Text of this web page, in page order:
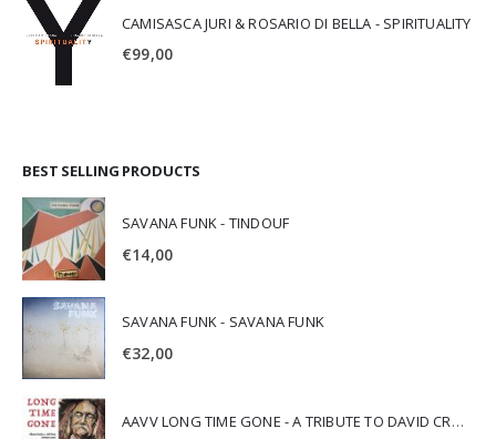
CAMISASCA JURI & ROSARIO DI BELLA - SPIRITUALITY
€99,00
BEST SELLING PRODUCTS
SAVANA FUNK - TINDOUF
€14,00
SAVANA FUNK - SAVANA FUNK
€32,00
AAVV LONG TIME GONE - A TRIBUTE TO DAVID CROSBY